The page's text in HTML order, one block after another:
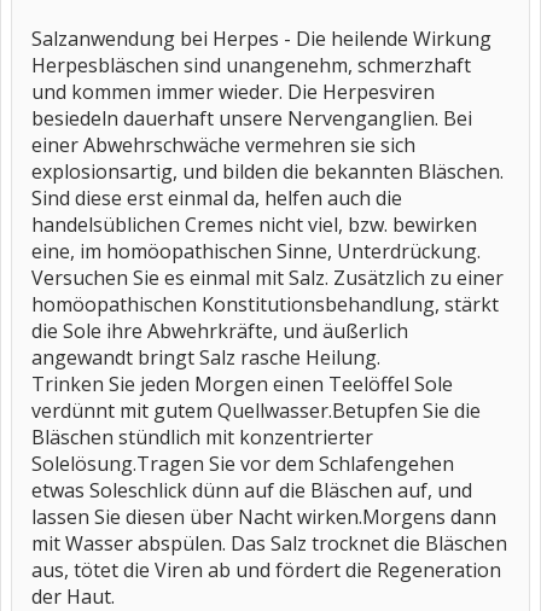
Salzanwendung bei Herpes - Die heilende Wirkung
Herpesbläschen sind unangenehm, schmerzhaft
und kommen immer wieder. Die Herpesviren
besiedeln dauerhaft unsere Nervenganglien. Bei
einer Abwehrschwäche vermehren sie sich
explosionsartig, und bilden die bekannten Bläschen.
Sind diese erst einmal da, helfen auch die
handelsüblichen Cremes nicht viel, bzw. bewirken
eine, im homöopathischen Sinne, Unterdrückung.
Versuchen Sie es einmal mit Salz. Zusätzlich zu einer
homöopathischen Konstitutionsbehandlung, stärkt
die Sole ihre Abwehrkräfte, und äußerlich
angewandt bringt Salz rasche Heilung.
Trinken Sie jeden Morgen einen Teelöffel Sole
verdünnt mit gutem Quellwasser.Betupfen Sie die
Bläschen stündlich mit konzentrierter
Solelösung.Tragen Sie vor dem Schlafengehen
etwas Soleschlick dünn auf die Bläschen auf, und
lassen Sie diesen über Nacht wirken.Morgens dann
mit Wasser abspülen. Das Salz trocknet die Bläschen
aus, tötet die Viren ab und fördert die Regeneration
der Haut.